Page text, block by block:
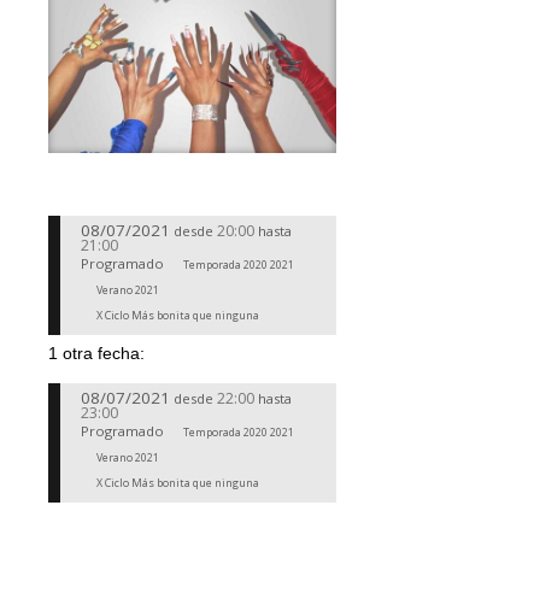
08/07/2021 desde 20:00 hasta
21:00
Programado
Temporada 2020 2021
Verano 2021
X Ciclo Más bonita que ninguna
1 otra fecha:
08/07/2021 desde 22:00 hasta
23:00
Programado
Temporada 2020 2021
Verano 2021
X Ciclo Más bonita que ninguna